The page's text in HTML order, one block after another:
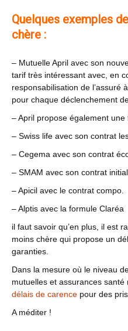
Quelques exemples
chère :
– Mutuelle April avec son
tarif très intéressant avec, en
responsabilisation de l’assuré
pour chaque déclenchement
– April propose également
– Swiss life avec son contrat
– Cegema avec son contrat
– SMAM avec son contrat initial
– Apicil avec le contrat compo.
– Alptis avec la formule Claréa
il faut savoir qu’en plus, il est
moins chère qui propose un
garanties.
Dans la mesure où le niveau
mutuelles et assurances santé
délais de carence pour des
A méditer !